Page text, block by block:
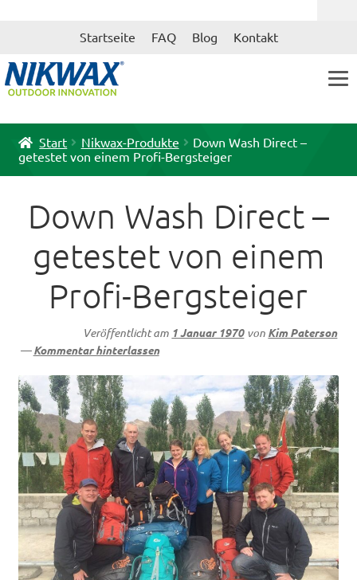
Navigation
Zum
Startseite FAQ Blog Kontakt
Start Nikwax-Produkte
Down Wash Direct –
getestet von einem Profi-Bergsteiger
Veröffentlicht am 1 Januar 1970 von Kim Paterson
—Kommentar hinterlassen
Down Wash Direct –
getestet von einem
Profi-Bergsteiger